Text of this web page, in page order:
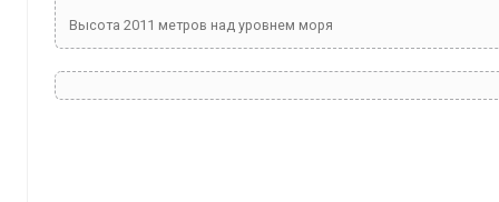
Высота 2011 метров над уровнем моря